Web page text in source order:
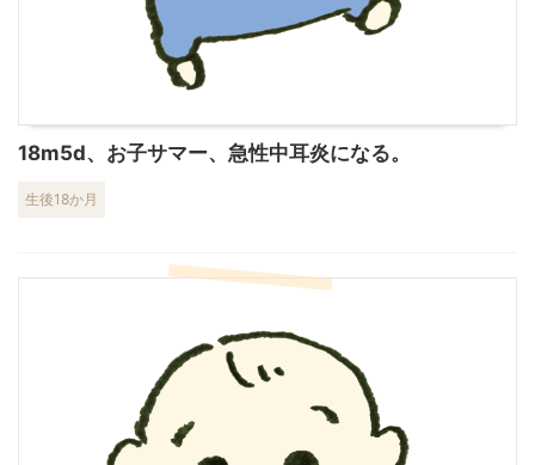
18m5d、お子サマー、急性中耳炎になる。
生後18か月